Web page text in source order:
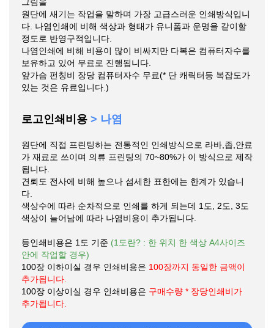
원단에 새기는 작업을 말하며 가장 고급스러운 인쇄방식입니
다. 나염인쇄에 비해 색상과 형태가 유니폼과 운명을 같이할
정도로 반영구적입니다.
나염인쇄에 비해 비용이 많이 비싸지만 다복은 컴퓨터자수를
보유하고 있어 무료로 진행됩니다.
앞가슴 펀칭비 장당 컴퓨터자수 무료(* 단 캐릭터등 복잡도가
있는 것은 유료입니다.)
로고인쇄비용 > 나염
원단에 직접 프린팅하는 전통적인 인쇄방식으로 라바,좁,안료
가 재료로 쓰이며 의류 프린팅의 70~80%가 이 방식으로 제작
됩니다.
견뢰도 전사에 비해 높으나 섬세한 표한에는 한계가 있습니
다.
색상수에 따라 순차적으로 인쇄를 하게 되는데 1도, 2도, 3도
색상이 늘어남에 따라 나염비용이 추가됩니다.
등인쇄비용은 1도 기준 (1도란? : 한 위치 한 색상 A4사이즈
안에 작업할 경우)
100장 이하이실 경우 인쇄비용은 100장까지 동일한 금액이
추가됩니다.
100장 이상이실 경우 인쇄비용은 구매수량 * 장당인쇄비가
추가됩니다.